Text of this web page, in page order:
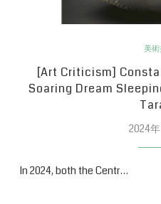
美
[Art Criticism]
Soaring Dream
2024
In 2024, both the Centr…